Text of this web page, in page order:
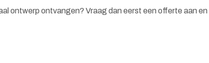
ontwerp ontvangen? Vraag dan eerst een offerte aan